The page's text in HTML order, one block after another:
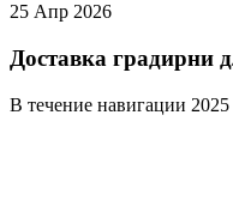
25 Апр 2026
Доставка градирни
В течение навигации